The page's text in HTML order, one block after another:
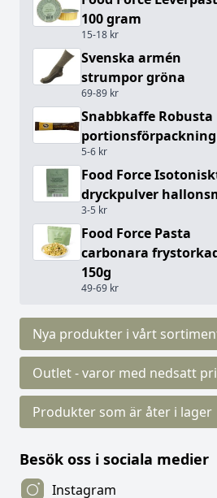
100 gram
15-18 kr
Svenska armén
strumpor gröna
69-89 kr
Snabbkaffe Robusta
portionsförpackning
5-6 kr
Food Force
dryckpulver
3-5 kr
Food Force Pasta
carbonara
150g
49-69 kr
Nya produkter i vårt
Outlet - varor med nedsatt
Produkter som är åter i lager
Besök oss i sociala medier
Instagram